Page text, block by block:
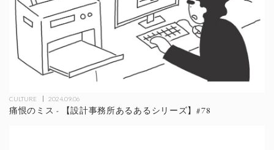
CULTURE 2024.09.06
痛恨のミス - 【設計事務所あるあるシリーズ】#78